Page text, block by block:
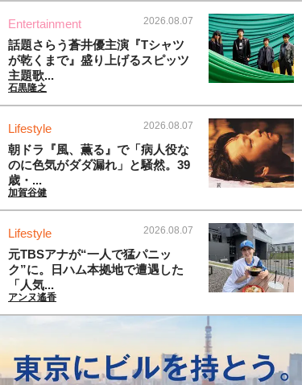
Entertainment 2026.08.07
話題さらう蒼井優主演『Tシャツ
が乾くまで』盛り上げるスピッツ
主題歌...
石黒隆之
Lifestyle 2026.08.07
朝ドラ『風、薫る』で「病人役な
のに色気がダダ漏れ」と騒然。39
歳・...
加賀谷健
Lifestyle 2026.08.07
元TBSアナが“一人で猛パニッ
ク”に。日ハム本拠地で遭遇した
「人気...
アンヌ遙香